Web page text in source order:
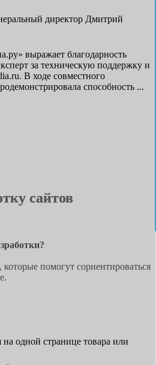
директор Дмитрий
выражает благодарность
за техническую поддержку и
В ходе совместного
способность ...
сайтов
помогут сориентироваться
одной странице товара или